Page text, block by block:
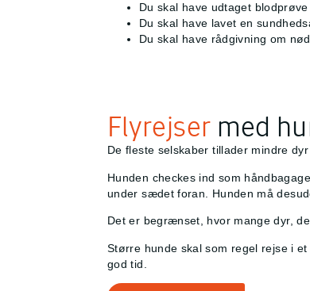
Du skal have udtaget
Du skal have lavet en
Du skal have rådgivning om
Flyrejser med
De fleste selskaber tillader mindre
Hunden checkes ind som
under sædet foran. Hunden må
Det er begrænset, hvor mange dyr,
Større hunde skal som regel rejse i
god tid.